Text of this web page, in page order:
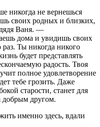
никогда не вернешься
своих родных и близких,
Ваня. —
дома и увидишь своих
раз. Ты никогда никого
будет представлять
радость. Твоя
полное удовлетворение
тебе грозить. Даже
старости, станет для
добрым другом.
именно здесь, вдали